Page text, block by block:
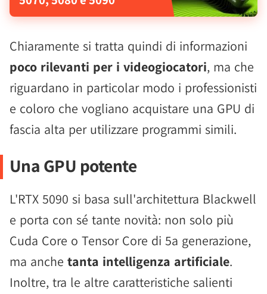
Chiaramente si tratta quindi di informazioni
poco rilevanti per i videogiocatori, ma che
riguardano in particolar modo i professionisti
e coloro che vogliano acquistare una GPU di
fascia alta per utilizzare programmi simili.
Una GPU potente
L'RTX 5090 si basa sull'architettura Blackwell
e porta con sé tante novità: non solo più
Cuda Core o Tensor Core di 5a generazione,
ma anche tanta intelligenza artificiale.
Inoltre, tra le altre caratteristiche salienti